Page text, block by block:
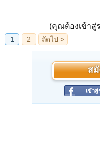
(คุณต้องเข้าสู่
สมั
เข้าสู่